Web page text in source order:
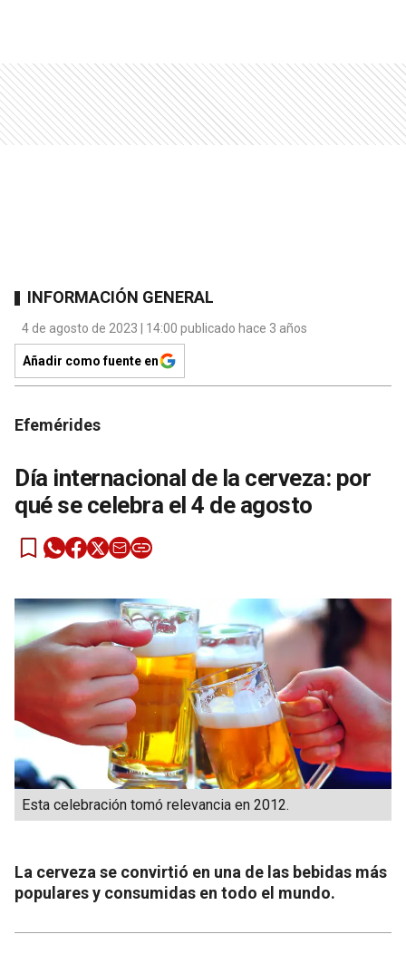
INFORMACIÓN GENERAL
4 de agosto de 2023 | 14:00 publicado hace 3 años
Añadir como fuente en
Efemérides
Día internacional de la cerveza: por
qué se celebra el 4 de agosto
Esta celebración tomó relevancia en 2012.
La cerveza se convirtió en una de las bebidas más
populares y consumidas en todo el mundo.